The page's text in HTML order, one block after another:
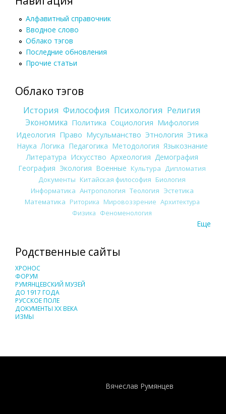
Алфавитный справочник
Вводное слово
Облако тэгов
Последние обновления
Прочие статьи
Облако тэгов
История Философия Психология Религия
Экономика Политика Социология Мифология
Идеология Право Мусульманство Этнология Этика
Наука Логика Педагогика Методология Языкознание
Литература Искусство Археология Демография
География Экология Военные Культура
Дипломатия
Документы Китайская философия Биология
Информатика Антропология Теология Эстетика
Математика Риторика Мировоззрение Архитектура
Физика Феноменология
Еще
Родственные сайты
ХРОНОС
ФОРУМ
РУМЯНЦЕВСКИЙ МУЗЕЙ
ДО 1917 ГОДА
РУССКОЕ ПОЛЕ
ДОКУМЕНТЫ XX ВЕКА
ИЗМЫ
Вячеслав Румянцев